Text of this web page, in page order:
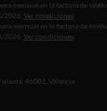
mensual en la factura de
2026. Ver condiciones
mensual en la factura de
2026. Ver condiciones
46002, Valencia.